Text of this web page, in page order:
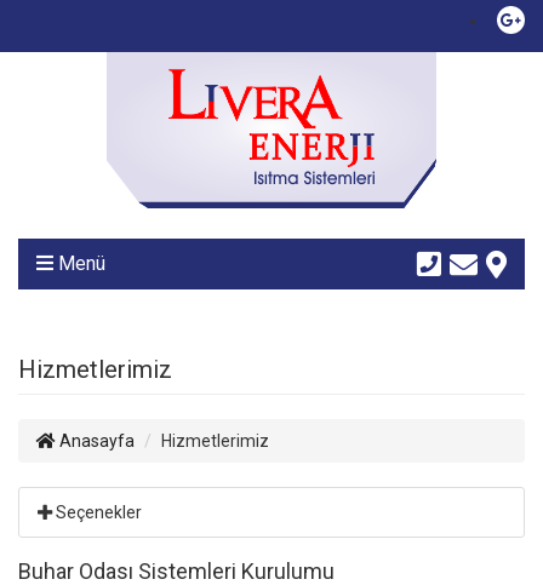
Menü
Hizmetlerimiz
Anasayfa Hizmetlerimiz
Seçenekler
Buhar Odası Sistemleri Kurulumu